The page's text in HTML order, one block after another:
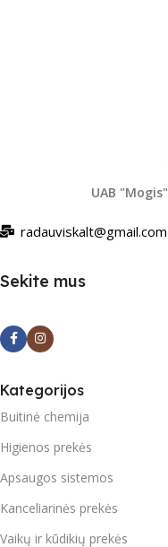
UAB "Mogis"
radauviskalt@gmail.com
Sekite mus
Kategorijos
Buitinė chemija
Higienos prekės
Apsaugos sistemos
Kanceliarinės prekės
Vaikų ir kūdikių prekės